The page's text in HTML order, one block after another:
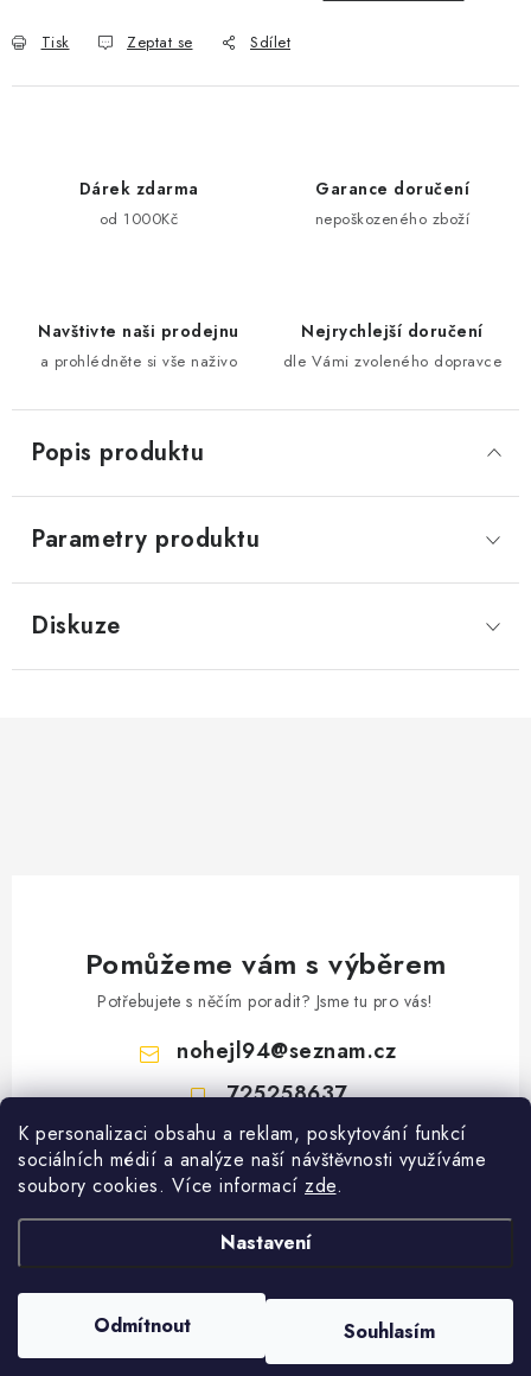
K personalizaci obsahu a reklam, poskytování funkcí
sociálních médií a analýze naší návštěvnosti využíváme
soubory cookies. Více informací zde.
Nastavení
Odmítnout Souhlasím
Tisk Zeptat se Sdílet
Dárek zdarma
od 1000Kč
Garance doručení
nepoškozeného zboží
Navštivte naši prodejnu
a prohlédněte si vše naživo
Nejrychlejší doručení
dle Vámi zvoleného dopravce
Popis produktu
Parametry produktu
Diskuze
Pomůžeme vám s výběrem
Potřebujete s něčím poradit? Jsme tu pro vás!
nohejl94@seznam.cz
725258637
Vyhledávání
Vytvořil Shoptet
. Všechna práva vyhrazena.Upravit nastavení